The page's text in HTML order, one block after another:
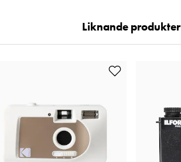
Liknande produkter